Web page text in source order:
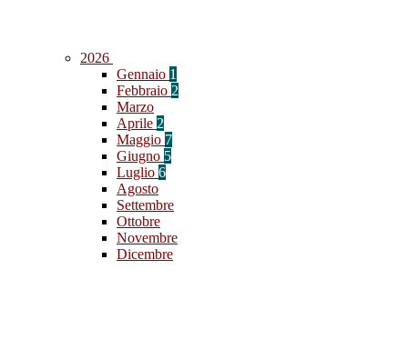
2026
Gennaio 1
Febbraio 2
Marzo
Aprile 2
Maggio 7
Giugno 5
Luglio 6
Agosto
Settembre
Ottobre
Novembre
Dicembre